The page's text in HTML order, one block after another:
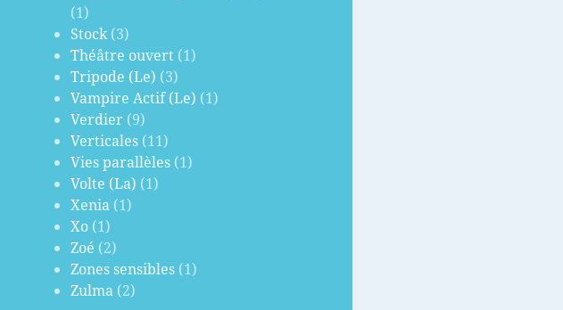
(1)
Stock(3)
Théâtre ouvert (1)
Tripode (Le) (3)
Vampire Actif (Le) (1)
Verdier (9)
Verticales (11)
Vies parallèles (1)
Volte (La) (1)
Xenia (1)
Xo (1)
Zoé (2)
Zones sensibles (1)
Zulma (2)